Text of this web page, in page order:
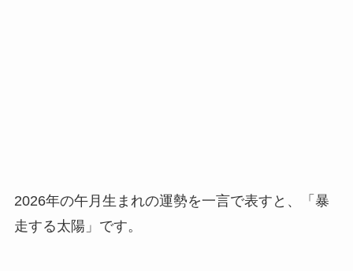
2026年の午月生まれの運勢を一言で表すと、「暴
走する太陽」です。